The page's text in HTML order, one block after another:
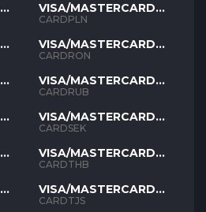
VISA/MASTERCARD
PLN
CARDPLN
VISA/MASTERCARD
RON
CARDRON
VISA/MASTERCARD
RUB
CARDRUB
VISA/MASTERCARD
SEK
CARDSEK
VISA/MASTERCARD
THB
CARDTHB
VISA/MASTERCARD
TJS
CARDTJS